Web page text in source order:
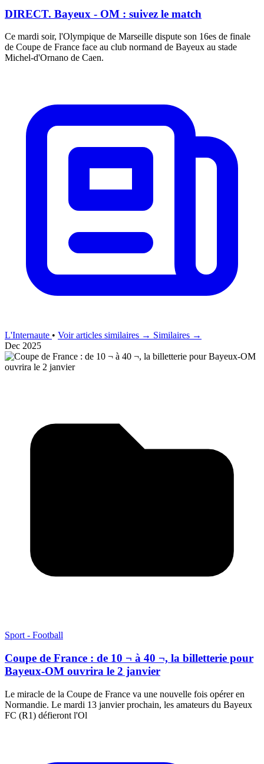
DIRECT. Bayeux - OM : suivez le match
Ce mardi soir, l'Olympique de Marseille dispute son 16es de finale
de Coupe de France face au club normand de Bayeux au stade
Michel-d'Ornano de Caen.
L'Internaute • Voir articles similaires → Similaires →
Dec 2025
Sport - Football
Coupe de France : de 10 ¬ à 40 ¬, la billetterie pour
Bayeux-OM ouvrira le 2 janvier
Le miracle de la Coupe de France va une nouvelle fois opérer en
Normandie. Le mardi 13 janvier prochain, les amateurs du Bayeux
FC (R1) défieront l'Ol